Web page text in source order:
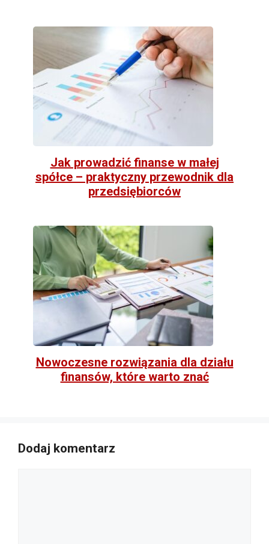
Jak prowadzić finanse w małej
spółce – praktyczny przewodnik dla
przedsiębiorców
Nowoczesne rozwiązania dla działu
finansów, które warto znać
Dodaj komentarz